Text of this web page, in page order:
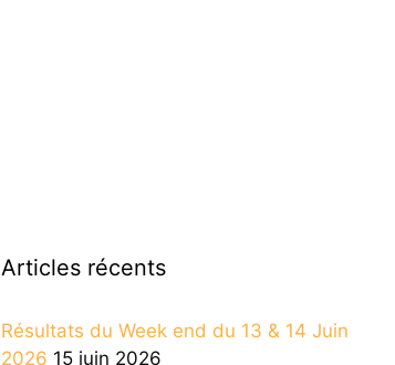
Articles récents
Résultats du Week end du 13 & 14 Juin
2026 15 juin 2026